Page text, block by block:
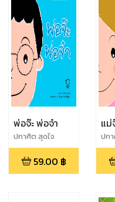
พ่อจ๊ะ พ่อจ๋า
ปกาศิต สุดใจ
59.00 ฿
แม่
ปก